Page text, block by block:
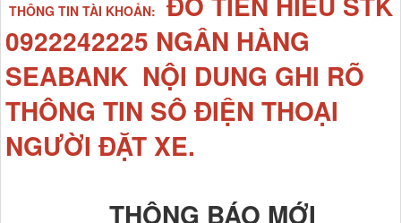
THÔNG TIN TÀI KHOẢN:
0922242225 NGÂN HÀNG
SEABANK NỘI DUNG GHI RÕ
THÔNG TIN SÔ ĐIỆN THOẠI
NGƯỜI ĐẶT XE.
THÔNG BÁO MỚI